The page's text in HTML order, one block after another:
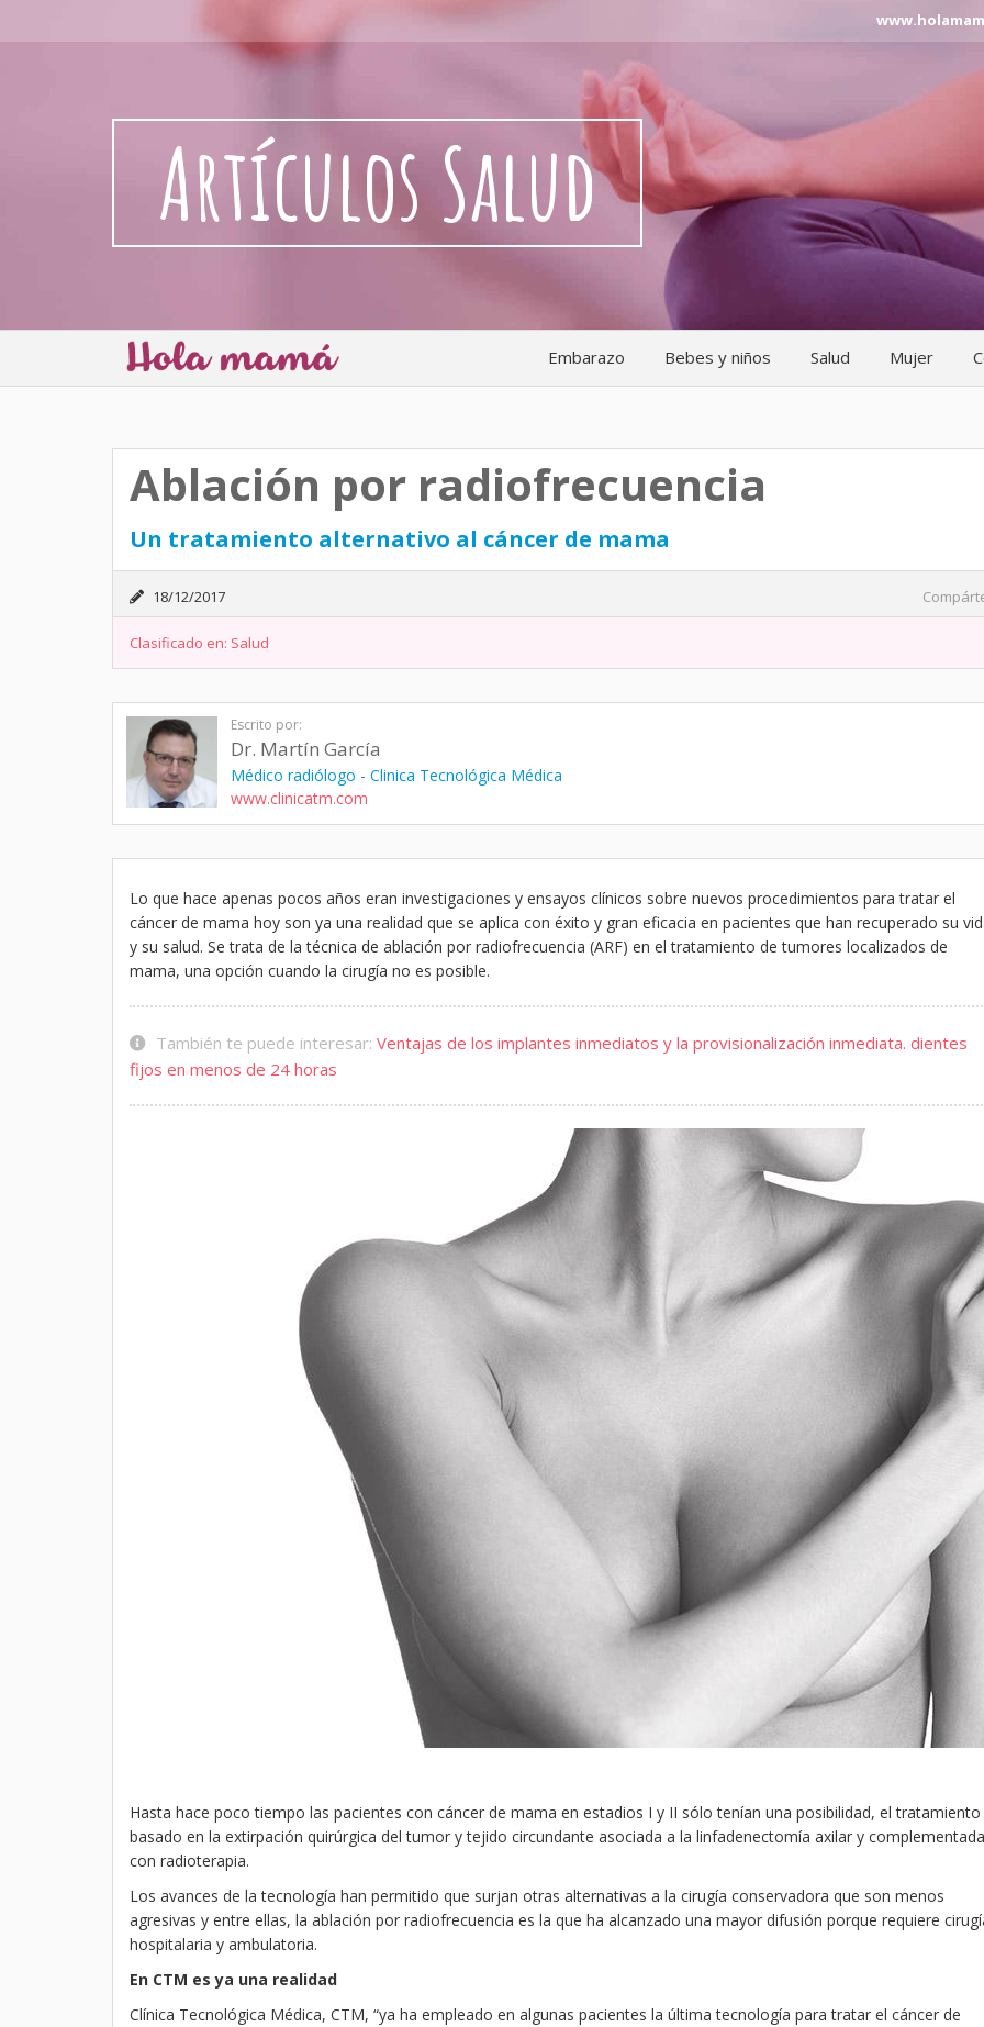
Artículos Salud
Embarazo Bebes y niños Salud Mujer
Ablación por radiofrecuencia
Un tratamiento alternativo al cáncer de mama
18/12/2017
Clasificado en: Salud
Escrito por:
Dr. Martín García
Médico radiólogo - Clinica Tecnológica Médica
www.clinicatm.com
Lo que hace apenas pocos años eran investigaciones y ensayos clínicos sobre nuevos procedimientos para tratar el
cáncer de mama hoy son ya una realidad que se aplica con éxito y gran eficacia en pacientes que han recuperado su
y su salud. Se trata de la técnica de ablación por radiofrecuencia (ARF) en el tratamiento de tumores localizados de
mama, una opción cuando la cirugía no es posible.
También te puede interesar: Ventajas de los implantes inmediatos y la provisionalización inmediata. dientes
fijos en menos de 24 horas
Hasta hace poco tiempo las pacientes con cáncer de mama en estadios I y II sólo tenían una posibilidad, el tratamiento
basado en la extirpación quirúrgica del tumor y tejido circundante asociada a la linfadenectomía axilar y complementada
con radioterapia.
Los avances de la tecnología han permitido que surjan otras alternativas a la cirugía conservadora que son menos
agresivas y entre ellas, la ablación por radiofrecuencia es la que ha alcanzado una mayor difusión porque requiere
hospitalaria y ambulatoria.
En CTM es ya una realidad
Clínica Tecnológica Médica, CTM, “ya ha empleado en algunas pacientes la última tecnología para tratar el cáncer de